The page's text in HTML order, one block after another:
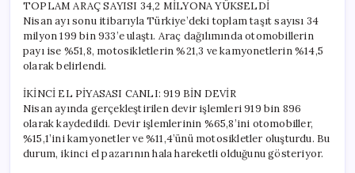
TOPLAM ARAÇ SAYISI 34,2 MİLYONA YÜKSELDİ
Nisan ayı sonu itibarıyla Türkiye’deki toplam taşıt sayısı 34
milyon 199 bin 933’e ulaştı. Araç dağılımında otomobillerin
payı ise %51,8, motosikletlerin %21,3 ve kamyonetlerin %14,5
olarak belirlendi.
İKİNCİ EL PİYASASI CANLI: 919 BİN DEVİR
Nisan ayında gerçekleştirilen devir işlemleri 919 bin 896
olarak kaydedildi. Devir işlemlerinin %65,8’ini otomobiller,
%15,1’ini kamyonetler ve %11,4’ünü motosikletler oluşturdu. Bu
durum, ikinci el pazarının hala hareketli olduğunu gösteriyor.